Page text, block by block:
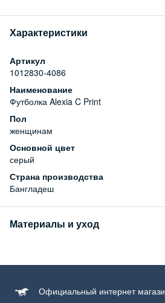
Характеристики
Артикул
1012830-4086
Наименование
Футболка Alexia C Print
Пол
женщинам
Основной цвет
серый
Страна производства
Бангладеш
Материалы и уход
100% хлопок
Официальный интернет